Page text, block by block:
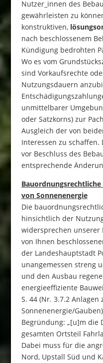
Nutzer_innen des
gewährleisten zu
konstruktiven,
nach beschlossenem
Kündigung bedrohten
Wo es vom
sind Vorkaufsrechte
Nutzungsdauern
unmittelbarer
oder Satzkorns) zur
Ausgleich der von
Interessen zu schaffen.
vor Beschluss des
entsprechende
von Sonnenenergie
Die
hinsichtlich der
widersprechen unserer
von Ihnen
der Landeshauptstadt
unangemessen streng
und den Ausbau
energieeffiziente
S. 44 (Nr. 3.7.2
Sonnenenergie/
Begründung: „[u]m die
gesamten Ortsteil
Dabei muss für die
Nord, Upstall Süd und